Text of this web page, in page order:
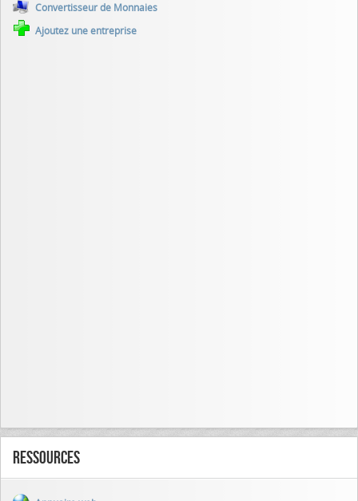
Convertisseur de Monnaies
Ajoutez une entreprise
Ressources